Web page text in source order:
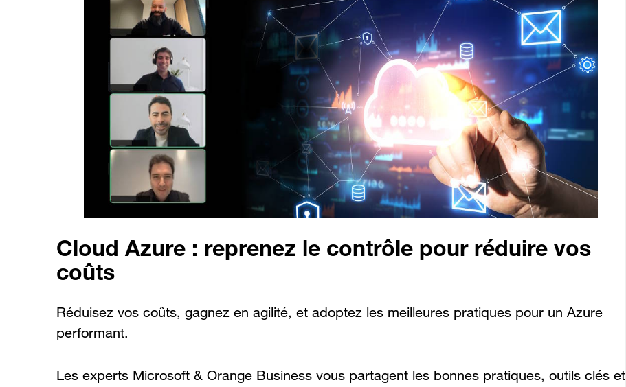
Cloud Azure : reprenez le contrôle pour réduire vos
coûts
Réduisez vos coûts, gagnez en agilité, et adoptez les meilleures pratiques pour un Azure
performant.
Les experts Microsoft & Orange Business vous partagent les bonnes pratiques, outils clés et